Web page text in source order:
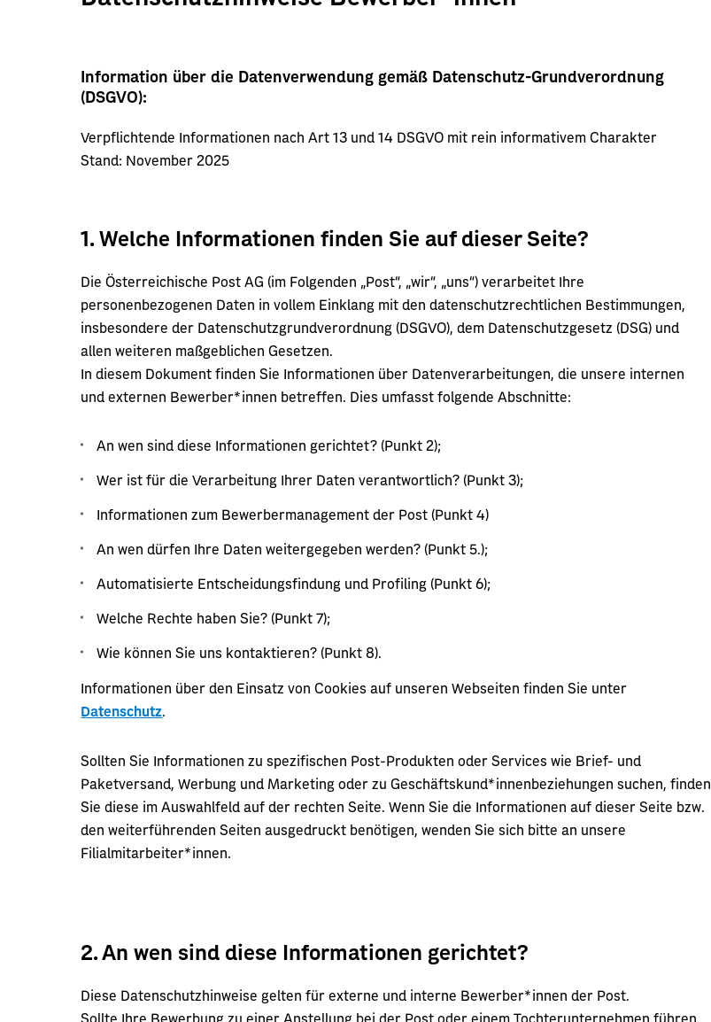
Information über die Datenverwendung gemäß Datenschutz-Grundverordnung
(DSGVO):
Verpflichtende Informationen nach Art 13 und 14 DSGVO mit rein informativem Charakter
Stand: November 2025
1. Welche Informationen finden Sie auf dieser Seite?
Die Österreichische Post AG (im Folgenden „Post“, „wir“, „uns“) verarbeitet Ihre
personenbezogenen Daten in vollem Einklang mit den datenschutzrechtlichen Bestimmungen,
insbesondere der Datenschutzgrundverordnung (DSGVO), dem Datenschutzgesetz (DSG) und
allen weiteren maßgeblichen Gesetzen.
In diesem Dokument finden Sie Informationen über Datenverarbeitungen, die unsere internen
und externen Bewerber*innen betreffen. Dies umfasst folgende Abschnitte:
An wen sind diese Informationen gerichtet? (Punkt 2);
Wer ist für die Verarbeitung Ihrer Daten verantwortlich? (Punkt 3);
Informationen zum Bewerbermanagement der Post (Punkt 4)
An wen dürfen Ihre Daten weitergegeben werden? (Punkt 5.);
Automatisierte Entscheidungsfindung und Profiling (Punkt 6);
Welche Rechte haben Sie? (Punkt 7);
Wie können Sie uns kontaktieren? (Punkt 8).
Informationen über den Einsatz von Cookies auf unseren Webseiten finden Sie unter
Datenschutz
Sollten Sie Informationen zu spezifischen Post-Produkten oder Services wie Brief- und
Paketversand, Werbung und Marketing oder zu Geschäftskund*innenbeziehungen suchen, finden
Sie diese im Auswahlfeld auf der rechten Seite. Wenn Sie die Informationen auf dieser Seite bzw.
den weiterführenden Seiten ausgedruckt benötigen, wenden Sie sich bitte an unsere
Filialmitarbeiter*innen.
2. An wen sind diese Informationen gerichtet?
Diese Datenschutzhinweise gelten für externe und interne Bewerber*innen der Post.
Sollte Ihre Bewerbung zu einer Anstellung bei der Post oder einem Tochterunternehmen führen,